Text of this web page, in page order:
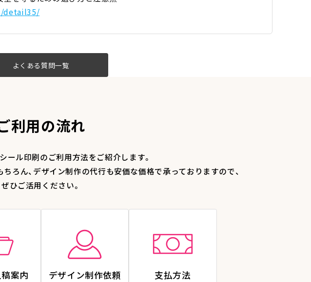
detail35/
よくある質問一覧
利用の流れ
ール印刷のご利用方法をご紹介します。
ろん、デザイン制作の代行も安価な価格で承っておりますので、
ぜひご活用ください。
案内 デザイン制作依頼 支払方法